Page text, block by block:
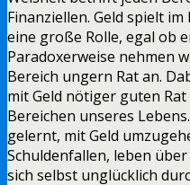
Finanziellen. Geld spielt
eine große Rolle, egal ob
Paradoxerweise nehmen
Bereich ungern Rat an.
mit Geld nötiger guten
Bereichen unseres
gelernt, mit Geld
Schuldenfallen, leben
sich selbst unglücklich